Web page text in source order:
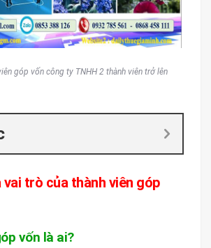
góp vốn công ty TNHH 2 thành viên trở lên
vai trò của thành viên góp
vốn là ai?